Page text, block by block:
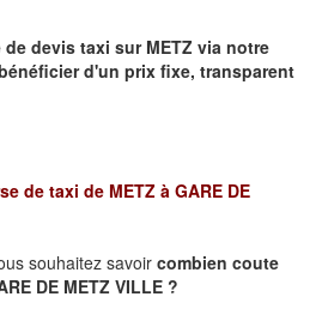
de devis taxi sur METZ via notre
d'un prix fixe, transparent
de taxi de METZ à GARE DE
souhaitez savoir combien coute
DE METZ VILLE ?